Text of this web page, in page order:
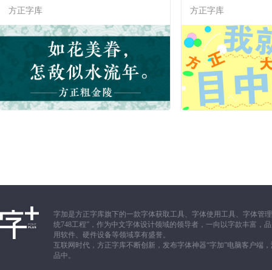
方正字库 方正字库
字加是方正字库旗下的一款字体获取工具、字体使用工具、字体管
统748工程”，作为中文字体设计领域的领导者，一向以字款丰富，
用软件、硬件设备等领域享有盛誉。
互联网时代，方正字库不断创新，发布字体神器“字加”电脑客户端
品中。